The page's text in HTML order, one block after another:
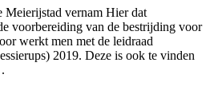
Meierijstad vernam Hier dat
voorbereiding van de bestrijding voor
werkt men met de leidraad
2019. Deze is ook te vinden